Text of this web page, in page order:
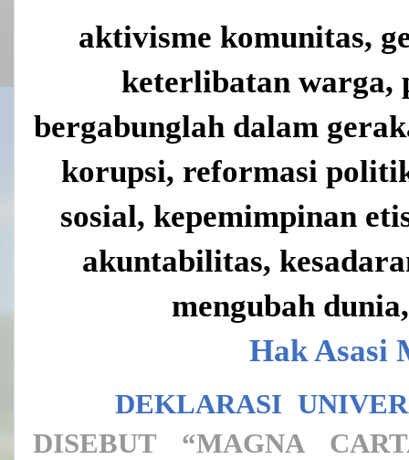
aktivisme komunitas,
keterlibatan warga,
bergabunglah dalam
korupsi, reformasi
sosial, kepemimpinan
akuntabilitas,
mengubah
Hak Asasi
DEKLARASI
DISEBUT “MAGNA